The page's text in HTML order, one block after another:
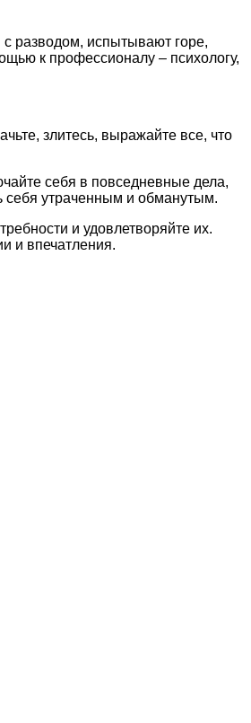
с разводом, испытывают горе,
к профессионалу – психологу,
злитесь, выражайте все, что
себя в повседневные дела,
себя утраченным и обманутым.
и удовлетворяйте их.
и впечатления.